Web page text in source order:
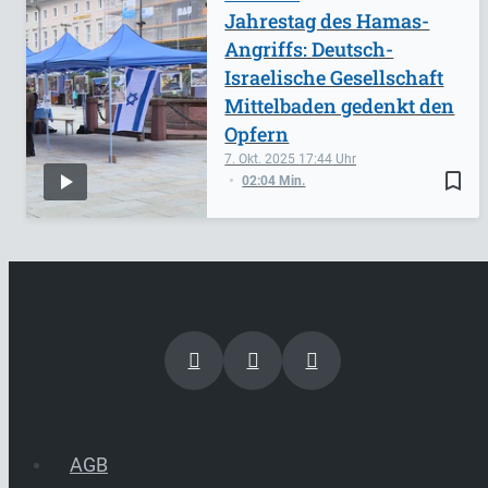
bookmark_border
7. Okt. 2025 17:44
02:04 Min.
Jahrestag des Hamas-
Angriffs: Deutsch-
Israelische Gesellschaft
Mittelbaden gedenkt den
Opfern
AGB